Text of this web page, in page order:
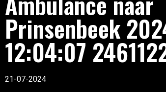
Prinsenbeek
12:04:07
21-07-2024